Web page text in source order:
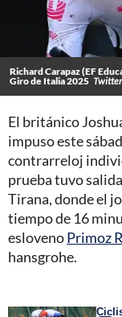
Richard Carapaz (EF
Giro de Italia 2025 Twitter
El británico
impuso este
contrarreloj
prueba tuvo
Tirana, donde el
tiempo de 16
eslovenoPrimoz
hansgrohe.